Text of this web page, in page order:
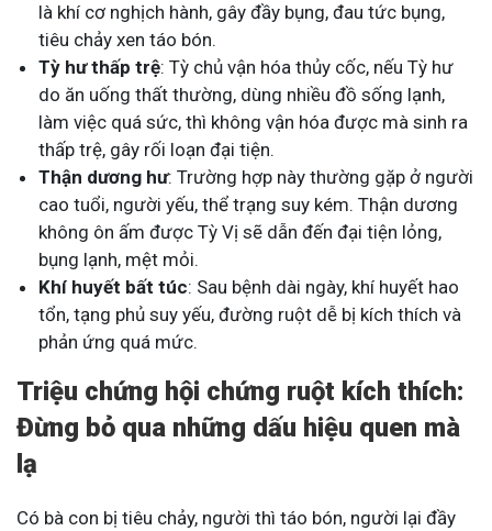
là khí cơ nghịch hành, gây đầy bụng, đau tức bụng,
tiêu chảy xen táo bón.
Tỳ hư thấp trệ: Tỳ chủ vận hóa thủy cốc, nếu Tỳ hư
do ăn uống thất thường, dùng nhiều đồ sống lạnh,
làm việc quá sức, thì không vận hóa được mà sinh ra
thấp trệ, gây rối loạn đại tiện.
Thận dương hư: Trường hợp này thường gặp ở người
cao tuổi, người yếu, thể trạng suy kém. Thận dương
không ôn ấm được Tỳ Vị sẽ dẫn đến đại tiện lỏng,
bụng lạnh, mệt mỏi.
Khí huyết bất túc: Sau bệnh dài ngày, khí huyết hao
tổn, tạng phủ suy yếu, đường ruột dễ bị kích thích và
phản ứng quá mức.
Triệu chứng hội chứng ruột kích thích:
Đừng bỏ qua những dấu hiệu quen mà
lạ
Có bà con bị tiêu chảy, người thì táo bón, người lại đầy